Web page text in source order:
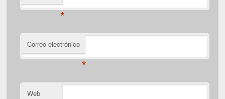
*
Correo electrónico
*
Web